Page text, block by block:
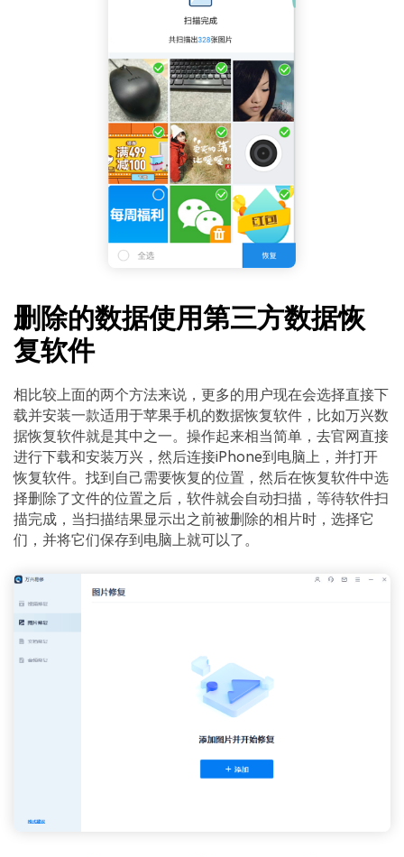
删除的数据使用第三方数据恢
复软件
相比较上面的两个方法来说，更多的用户现在会选择直接下
载并安装一款适用于苹果手机的数据恢复软件，比如万兴数
据恢复软件就是其中之一。操作起来相当简单，去官网直接
进行下载和安装万兴，然后连接iPhone到电脑上，并打开
恢复软件。找到自己需要恢复的位置，然后在恢复软件中选
择删除了文件的位置之后，软件就会自动扫描，等待软件扫
描完成，当扫描结果显示出之前被删除的相片时，选择它
们，并将它们保存到电脑上就可以了。